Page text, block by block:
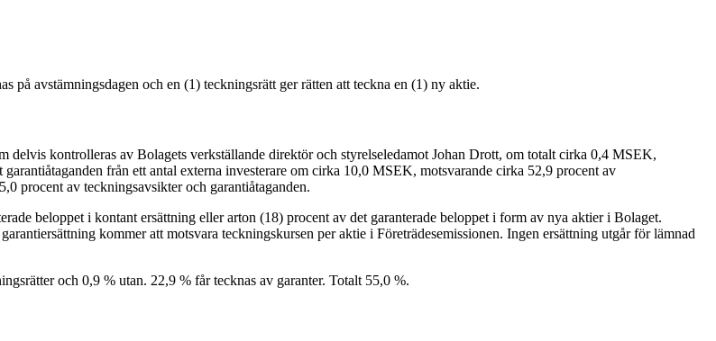
på avstämningsdagen och en (1) teckningsrätt ger rätten att teckna en (1) ny aktie.
kontrolleras av Bolagets verkställande direktör och styrelseledamot Johan Drott, om totalt cirka 0,4 MSEK,
från ett antal externa investerare om cirka 10,0 MSEK, motsvarande cirka 52,9 procent av
procent av teckningsavsikter och garantiåtaganden.
beloppet i kontant ersättning eller arton (18) procent av det garanterade beloppet i form av nya aktier i Bolaget.
kommer att motsvara teckningskursen per aktie i Företrädesemissionen. Ingen ersättning utgår för lämnad
och 0,9 % utan. 22,9 % får tecknas av garanter. Totalt 55,0 %.